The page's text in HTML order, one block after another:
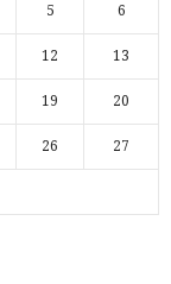
5 6
12 13
19 20
26 27